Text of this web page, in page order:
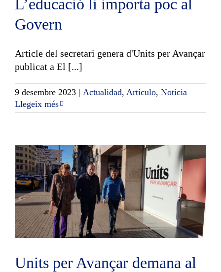
L’educació li importa poc al
Govern
Article del secretari genera d'Units per Avançar
publicat a El [...]
9 desembre 2023 | Actualidad, Artículo, Noticia
Llegeix més
Units per Avançar demana al